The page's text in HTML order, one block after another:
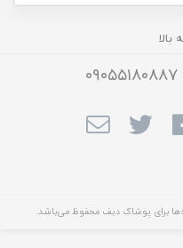
برای پوشاک دیف محفوظ می‌باشد.